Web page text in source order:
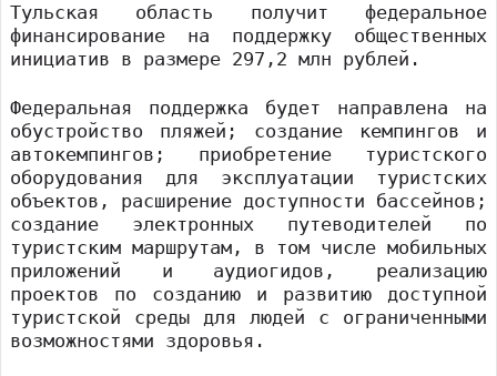
Тульская область получит федеральное
финансирование на поддержку общественных
инициатив в размере 297,2 млн рублей.
Федеральная поддержка будет направлена на
обустройство пляжей; создание кемпингов и
автокемпингов; приобретение туристского
оборудования для эксплуатации туристских
объектов, расширение доступности бассейнов;
создание электронных путеводителей по
туристским маршрутам, в том числе мобильных
приложений и аудиогидов, реализацию
проектов по созданию и развитию доступной
туристской среды для людей с ограниченными
возможностями здоровья.